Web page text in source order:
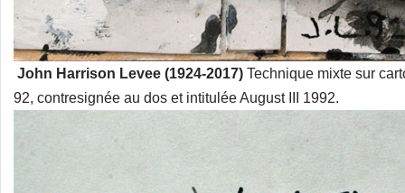
John Harrison Levee (1924-2017) Technique mixte sur
92, contresignée au dos et intitulée August III 1992.